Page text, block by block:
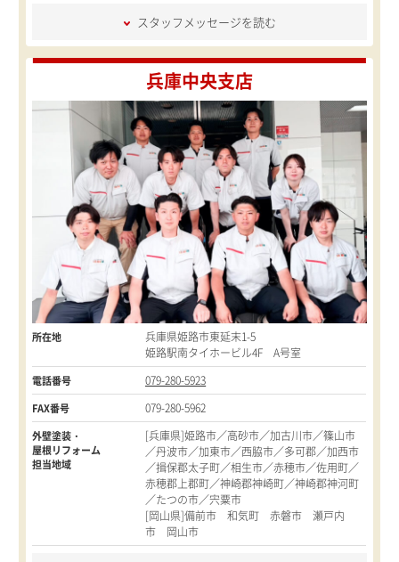
スタッフメッセージを読む
兵庫中央支店
所在地
兵庫県姫路市東延末1-5
姫路駅南タイホービル4F A号室
電話番号
079-280-5923
FAX番号
079-280-5962
外壁塗装・
屋根リフォーム
担当地域
[兵庫県]姫路市／高砂市／加古川市／篠山市
／丹波市／加東市／西脇市／多可郡／加西市
／揖保郡太子町／相生市／赤穂市／佐用町／
赤穂郡上郡町／神崎郡神崎町／神崎郡神河町
／たつの市／宍粟市
[岡山県]備前市 和気町 赤磐市 瀬戸内
市 岡山市